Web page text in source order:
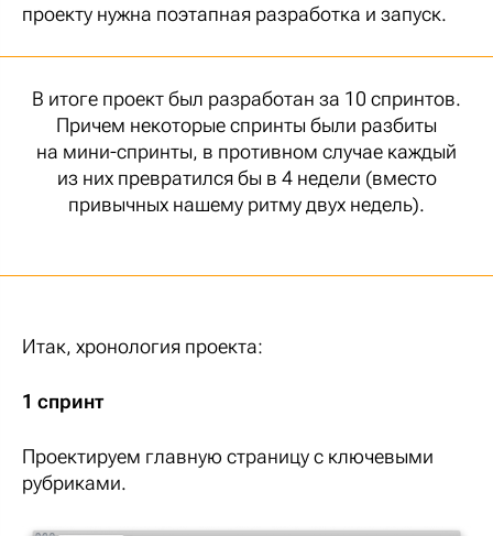
проекту нужна поэтапная разработка и запуск.
В итоге проект был разработан за 10 спринтов.
Причем некоторые спринты были разбиты
на мини-спринты, в противном случае каждый
из них превратился бы в 4 недели (вместо
привычных нашему ритму двух недель).
Итак, хронология проекта:
1 спринт
Проектируем главную страницу с ключевыми
рубриками.